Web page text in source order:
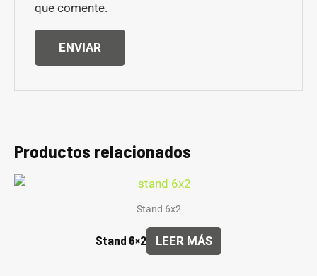
que comente.
Productos relacionados
Stand 6x2
Stand 6×2 LEER MÁS